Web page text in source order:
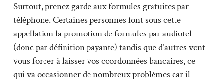
Surtout, prenez garde aux formules gratuites par
téléphone. Certaines personnes font sous cette
appellation la promotion de formules par audiotel
(donc par définition payante) tandis que d’autres vont
vous forcer à laisser vos coordonnées bancaires, ce
qui va occasionner de nombreux problèmes car il